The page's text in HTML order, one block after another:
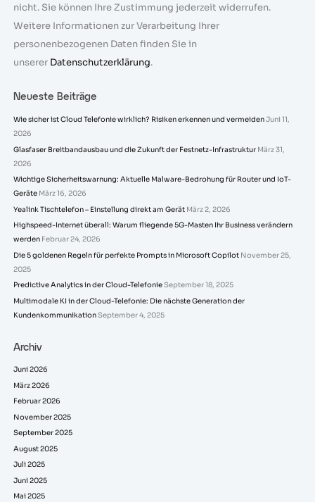
nicht. Sie können Ihre Zustimmung jederzeit widerrufen.
Weitere Informationen zur Verarbeitung Ihrer
personenbezogenen Daten finden Sie in
unserer Datenschutzerklärung.
Neueste Beiträge
Wie sicher ist Cloud Telefonie wirklich? Risiken erkennen und vermeidenJuni 11,
2026
Glasfaser Breitbandausbau und die Zukunft der Festnetz-Infrastruktur März 31,
2026
Wichtige Sicherheitswarnung: Aktuelle Malware-Bedrohung für Router und IoT-
Geräte März 16, 2026
Yealink Tischtelefon – Einstellung direkt am Gerät März 2, 2026
Highspeed-Internet überall: Warum fliegende 5G-Masten Ihr Business verändern
werden Februar 24, 2026
Die 5 goldenen Regeln für perfekte Prompts in Microsoft Copilot November 25,
2025
Predictive Analytics in der Cloud-TelefonieSeptember 18, 2025
Multimodale KI in der Cloud-Telefonie: Die nächste Generation der
KundenkommunikationSeptember 4, 2025
Archiv
Juni 2026
März 2026
Februar 2026
November 2025
September 2025
August 2025
Juli 2025
Juni 2025
Mai 2025